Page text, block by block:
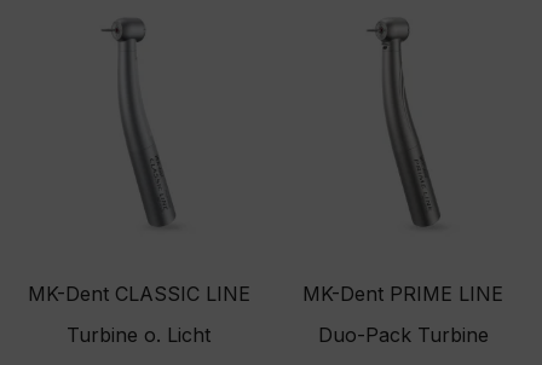
MK-Dent CLASSIC LINE
Turbine o. Licht
MK-Dent PRIME LINE
Duo-Pack Turbine